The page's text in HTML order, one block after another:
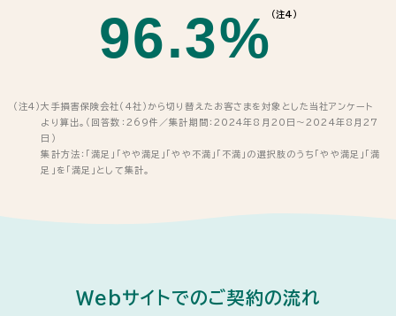
96.3% （注4）
（注4）大手損害保険会社（4社）から切り替えたお客さまを対象とした当社アンケート
より算出。（回答数：269件／集計期間：2024年8月20日～2024年8月27
日）
集計方法：「満足」「やや満足」「やや不満」「不満」の選択肢のうち「やや満足」「満
足」を「満足」として集計。
Webサイトでのご契約の流れ